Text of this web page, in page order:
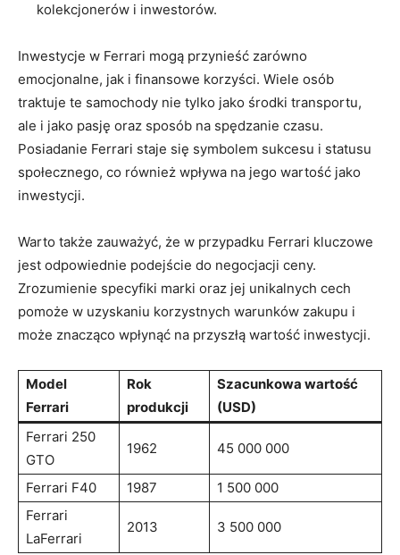
kolekcjonerów ⁣i inwestorów.
Inwestycje w Ferrari mogą przynieść zarówno
emocjonalne,⁣ jak i finansowe​ korzyści. Wiele osób
traktuje te ⁢samochody nie tylko jako środki transportu,
ale i jako pasję ‍oraz sposób na spędzanie czasu.
Posiadanie Ferrari staje ⁤się symbolem sukcesu i statusu‍
społecznego, co ‌również wpływa na jego wartość jako
inwestycji.
Warto ⁣także zauważyć, że w ‍przypadku‌ Ferrari ‌kluczowe
jest odpowiednie⁢ podejście do negocjacji ⁣ceny.
Zrozumienie specyfiki marki oraz jej unikalnych cech
pomoże⁢ w uzyskaniu korzystnych⁢ warunków zakupu i
może znacząco‍ wpłynąć na ⁢przyszłą wartość inwestycji.
Model
Ferrari
Rok
produkcji
Szacunkowa ⁤wartość
(USD)
Ferrari 250
GTO
1962 45 000 000
Ferrari F40 1987
1 500 ​000
Ferrari
⁤LaFerrari
2013 3 500 000